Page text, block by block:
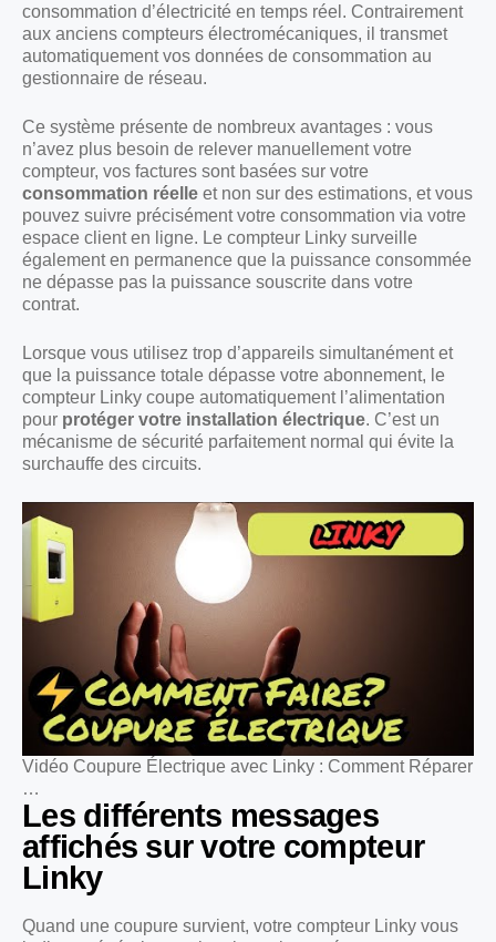
consommation d’électricité en temps réel. Contrairement
aux anciens compteurs électromécaniques, il transmet
automatiquement vos données de consommation au
gestionnaire de réseau.
Ce système présente de nombreux avantages : vous
n’avez plus besoin de relever manuellement votre
compteur, vos factures sont basées sur votre
consommation réelle et non sur des estimations, et vous
pouvez suivre précisément votre consommation via votre
espace client en ligne. Le compteur Linky surveille
également en permanence que la puissance consommée
ne dépasse pas la puissance souscrite dans votre
contrat.
Lorsque vous utilisez trop d’appareils simultanément et
que la puissance totale dépasse votre abonnement, le
compteur Linky coupe automatiquement l’alimentation
pour protéger votre installation électrique. C’est un
mécanisme de sécurité parfaitement normal qui évite la
surchauffe des circuits.
Vidéo Coupure Électrique avec Linky : Comment Réparer
…
Les différents messages
affichés sur votre compteur
Linky
Quand une coupure survient, votre compteur Linky vous